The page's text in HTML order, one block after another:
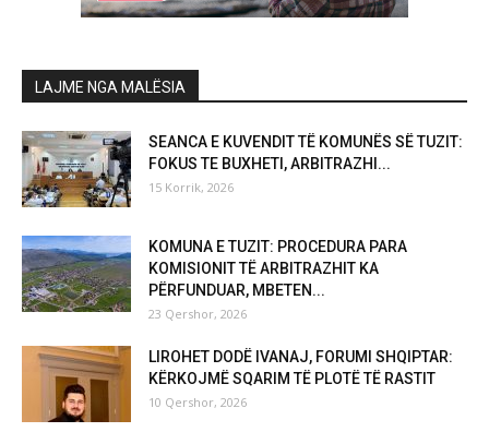
LAJME NGA MALËSIA
SEANCA E KUVENDIT TË KOMUNËS SË TUZIT:
FOKUS TE BUXHETI, ARBITRAZHI...
15 Korrik, 2026
KOMUNA E TUZIT: PROCEDURA PARA
KOMISIONIT TË ARBITRAZHIT KA
PËRFUNDUAR, MBETEN...
23 Qershor, 2026
LIROHET DODË IVANAJ, FORUMI SHQIPTAR:
KËRKOJMË SQARIM TË PLOTË TË RASTIT
10 Qershor, 2026